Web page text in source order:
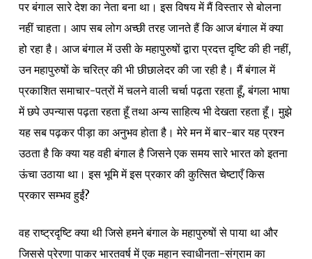
पर बंगाल सारे देश का नेता बना था। इस विषय में मैं विस्तार से बोलना
नहीं चाहता। आप सब लोग अच्छी तरह जानते हैं कि आज बंगाल में क्या
हो रहा है। आज बंगाल में उसी के महापुरुषों द्वारा प्रदत्त दृष्टि की ही नहीं,
उन महापुरुषों के चरित्र की भी छीछालेदर की जा रही है। मैं बंगाल में
प्रकाशित समाचार-पत्रों में चलने वाली चर्चा पढ़ता रहता हूँ, बंगला भाषा
में छपे उपन्यास पढ़ता रहता हूँ तथा अन्य साहित्य भी देखता रहता हूँ। मुझे
यह सब पढ़कर पीड़ा का अनुभव होता है। मेरे मन में बार-बार यह प्रश्न
उठता है कि क्या यह वही बंगाल है जिसने एक समय सारे भारत को इतना
ऊंचा उठाया था। इस भूमि में इस प्रकार की कुत्सित चेष्टाएँ किस
प्रकार सम्भव हुईं?
वह राष्ट्रदृष्टि क्या थी जिसे हमने बंगाल के महापुरुषों से पाया था और
जिससे प्रेरणा पाकर भारतवर्ष में एक महान स्वाधीनता-संग्राम का